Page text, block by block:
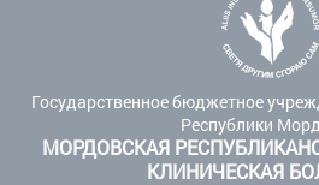
Государственное бюджетное
Республики
МОРДОВСКАЯ
КЛИНИЧЕСКАЯ